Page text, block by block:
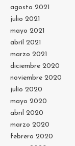
agosto 2021
julio 2021
mayo 2021
abril 2021
marzo 2021
diciembre 2020
noviembre 2020
julio 2020
mayo 2020
abril 2020
marzo 2020
febrero 2020